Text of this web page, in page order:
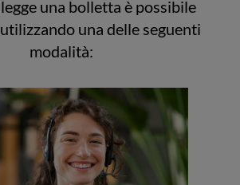
una bolletta è possibile
una delle seguenti
modalità: